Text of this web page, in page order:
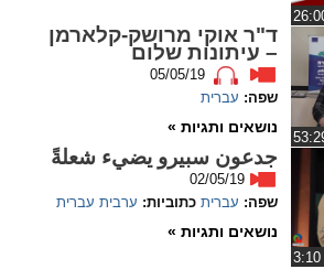
ד"ר אוקי מרושק-קלארמן
– עיתונות שלום
05/05/19
שפה: עברית
נושאים ותגיות »
جدعون سبيرو يضيء شعلةً
02/05/19
שפה: עברית כתוביות: ערבית עברית
נושאים ותגיות »